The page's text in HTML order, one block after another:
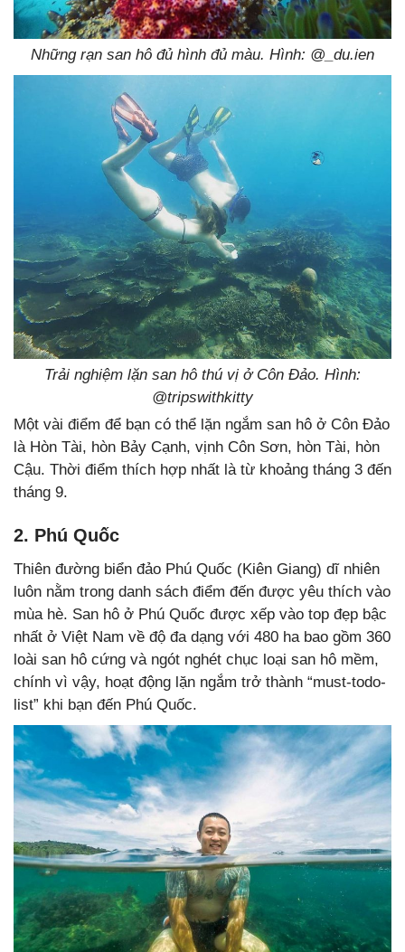
Những rạn san hô đủ hình đủ màu. Hình: @_du.ien
Trải nghiệm lặn san hô thú vị ở Côn Đảo. Hình:
@tripswithkitty
Một vài điểm để bạn có thể lặn ngắm san hô ở Côn Đảo
là Hòn Tài, hòn Bảy Cạnh, vịnh Côn Sơn, hòn Tài, hòn
Cậu. Thời điểm thích hợp nhất là từ khoảng tháng 3 đến
tháng 9.
2. Phú Quốc
Thiên đường biển đảo Phú Quốc (Kiên Giang) dĩ nhiên
luôn nằm trong danh sách điểm đến được yêu thích vào
mùa hè. San hô ở Phú Quốc được xếp vào top đẹp bậc
nhất ở Việt Nam về độ đa dạng với 480 ha bao gồm 360
loài san hô cứng và ngót nghét chục loại san hô mềm,
chính vì vậy, hoạt động lặn ngắm trở thành “must-todo-
list” khi bạn đến Phú Quốc.